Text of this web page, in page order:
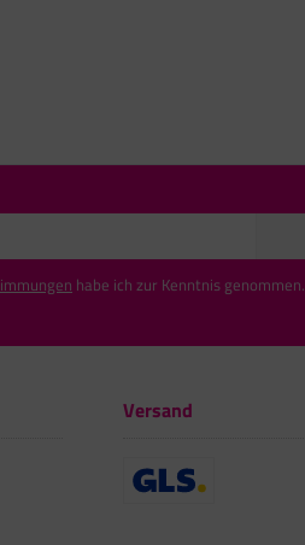
habe ich zur Kenntnis genommen.
Versand